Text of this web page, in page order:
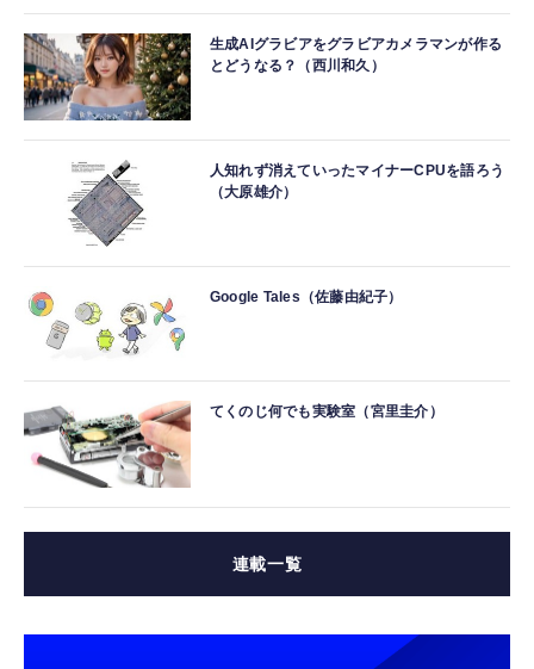
生成AIグラビアをグラビアカメラマンが作る
とどうなる？（西川和久）
人知れず消えていったマイナーCPUを語ろう
（大原雄介）
Google Tales（佐藤由紀子）
てくのじ何でも実験室（宮里圭介）
連載一覧